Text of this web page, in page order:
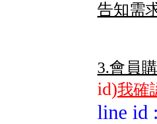
告知需
3.會員
id)我確
line id :